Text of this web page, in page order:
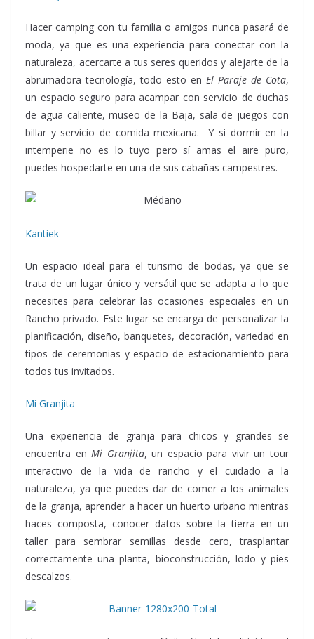
Hacer camping con tu familia o amigos nunca pasará de
moda, ya que es una experiencia para conectar con la
naturaleza, acercarte a tus seres queridos y alejarte de la
abrumadora tecnología, todo esto en El Paraje de Cota,
un espacio seguro para acampar con servicio de duchas
de agua caliente, museo de la Baja, sala de juegos con
billar y servicio de comida mexicana. Y si dormir en la
intemperie no es lo tuyo pero sí amas el aire puro,
puedes hospedarte en una de sus cabañas campestres.
Kantiek
Un espacio ideal para el turismo de bodas, ya que se
trata de un lugar único y versátil que se adapta a lo que
necesites para celebrar las ocasiones especiales en un
Rancho privado. Este lugar se encarga de personalizar la
planificación, diseño, banquetes, decoración, variedad en
tipos de ceremonias y espacio de estacionamiento para
todos tus invitados.
Mi Granjita
Una experiencia de granja para chicos y grandes se
encuentra en Mi Granjita, un espacio para vivir un tour
interactivo de la vida de rancho y el cuidado a la
naturaleza, ya que puedes dar de comer a los animales
de la granja, aprender a hacer un huerto urbano mientras
haces composta, conocer datos sobre la tierra en un
taller para sembrar semillas desde cero, trasplantar
correctamente una planta, bioconstrucción, lodo y pies
descalzos.